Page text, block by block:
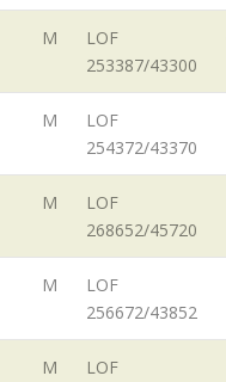
M
LOF
253387/43300
M
LOF
254372/43370
M
LOF
268652/45720
M
LOF
256672/43852
M
LOF